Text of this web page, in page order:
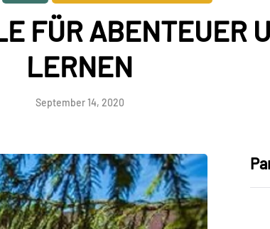
FÜR ABENTEUER
LERNEN
September 14, 2020